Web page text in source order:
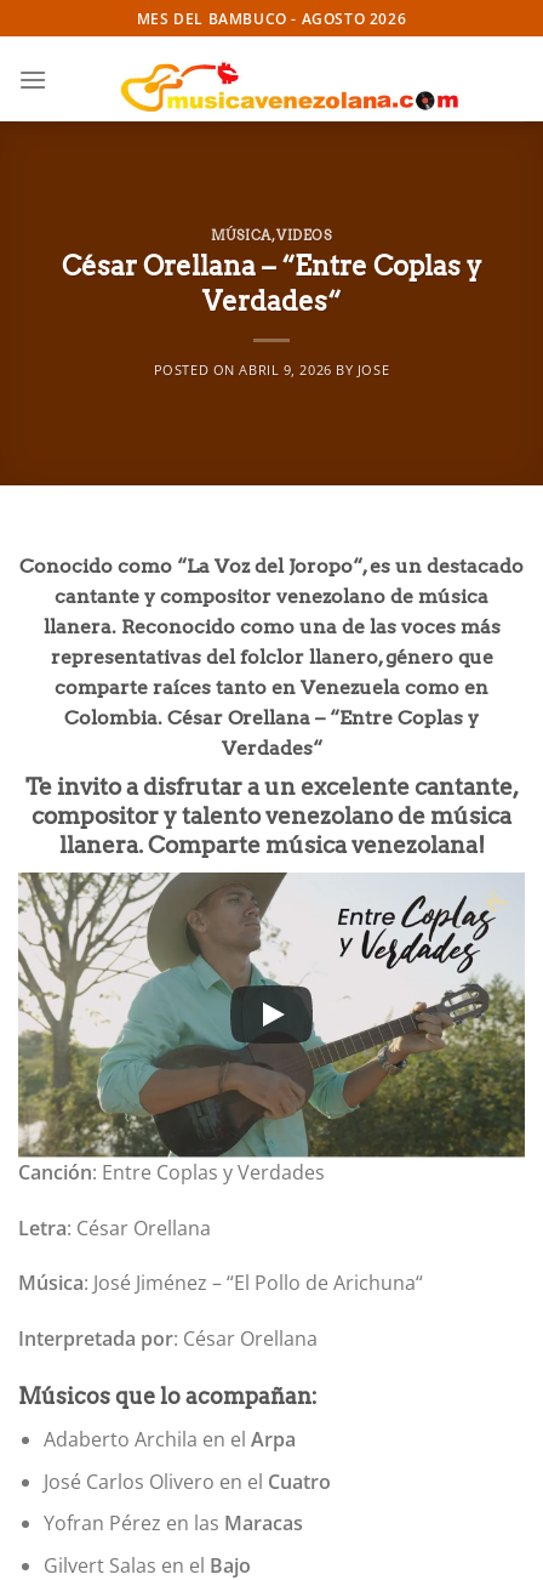
to
content
MES DEL BAMBUCO - AGOSTO 2026
MÚSICA,VIDEOS
César Orellana – “Entre Coplas y
Verdades“
POSTED ONABRIL 9, 2026 BY JOSE
Conocido como “La Voz del Joropo“, es un destacado
cantante y compositor venezolano de música
llanera. Reconocido como una de las voces más
representativas del folclor llanero, género que
comparte raíces tanto en Venezuela como en
Colombia. César Orellana – “Entre Coplas y
Verdades“
Te invito a disfrutar a un excelente cantante,
compositor y talento venezolano de música
llanera. Comparte música venezolana!
Canción: Entre Coplas y Verdades
Letra: César Orellana
Música: José Jiménez – “El Pollo de Arichuna“
Interpretada por: César Orellana
Músicos que lo acompañan:
Adaberto Archila en el Arpa
José Carlos Olivero en el Cuatro
Yofran Pérez en las Maracas
Gilvert Salas en el Bajo